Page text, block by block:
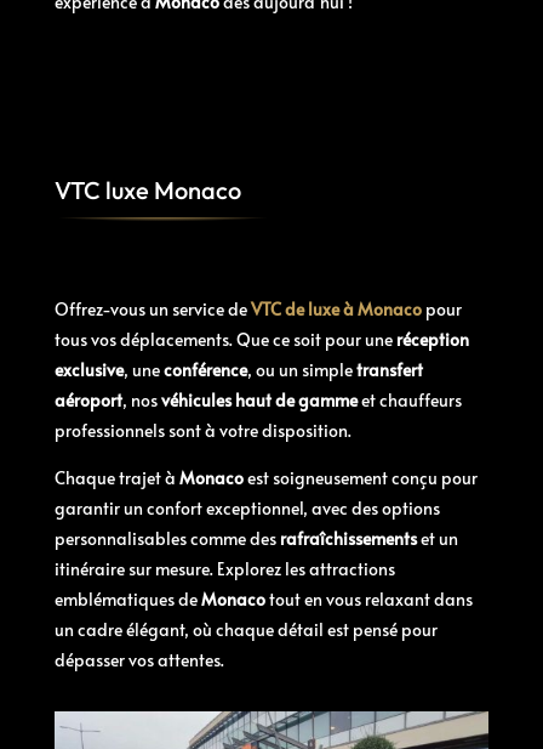
VTC luxe Monaco
Offrez-vous un service deVTC de luxe à Monaco pour
tous vos déplacements. Que ce soit pour une réception
exclusive, uneconférence, ou un simpletransfert
aéroport, nosvéhicules haut de gammeet chauffeurs
professionnels sont à votre disposition.
Chaque trajet à Monacoest soigneusement conçu pour
garantir un confort exceptionnel, avec des options
personnalisables comme des rafraîchissementset un
itinéraire sur mesure. Explorez les attractions
emblématiques deMonacotout en vous relaxant dans
un cadre élégant, où chaque détail est pensé pour
dépasser vos attentes.